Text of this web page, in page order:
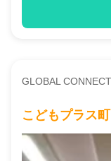
GLOBAL
こどもプラス